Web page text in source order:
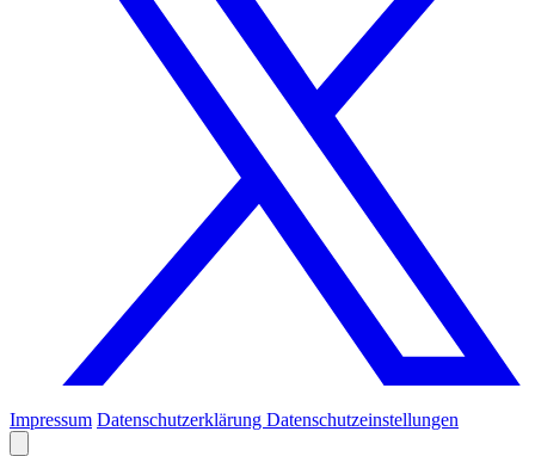
Impressum Datenschutzerklärung Datenschutzeinstellungen